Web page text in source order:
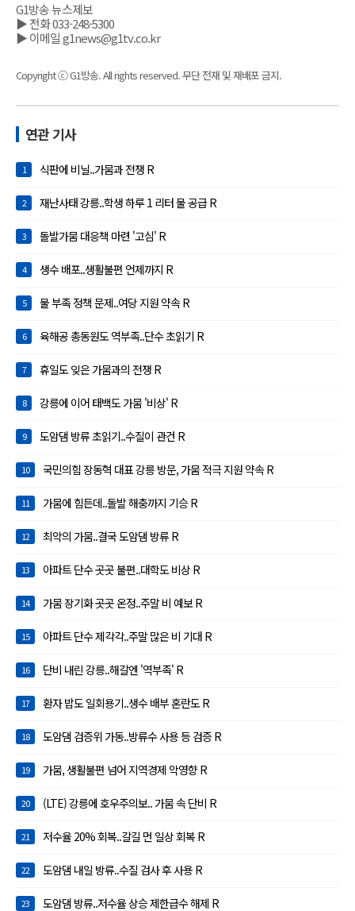
G1방송 뉴스제보
▶ 전화 033-248-5300
▶ 이메일 g1news@g1tv.co.kr
Copyright ⓒ G1방송. All rights reserved. 무단 전재 및 재배포 금지.
연관 기사
1 식판에 비닐..가뭄과 전쟁 R
2 재난사태 강릉..학생 하루 1 리터 물 공급 R
3 돌발가뭄 대응책 마련 '고심' R
4 생수 배포..생활불편 언제까지 R
5 물 부족 정책 문제..여당 지원 약속 R
6 육해공 총동원도 역부족..단수 초읽기 R
7 휴일도 잊은 가뭄과의 전쟁 R
8 강릉에 이어 태백도 가뭄 '비상' R
9 도암댐 방류 초읽기..수질이 관건 R
10 국민의힘 장동혁 대표 강릉 방문, 가뭄 적극 지원 약속 R
11 가뭄에 힘든데..돌발 해충까지 기승 R
12 최악의 가뭄..결국 도암댐 방류 R
13 아파트 단수 곳곳 불편..대학도 비상 R
14 가뭄 장기화 곳곳 온정..주말 비 예보 R
15 아파트 단수 제각각..주말 많은 비 기대 R
16 단비 내린 강릉..해갈엔 '역부족' R
17 환자 밥도 일회용기..생수 배부 혼란도 R
18 도암댐 검증위 가동..방류수 사용 등 검증 R
19 가뭄, 생활불편 넘어 지역경제 악영향 R
20 (LTE) 강릉에 호우주의보.. 가뭄 속 단비 R
21 저수율 20% 회복..갈길 먼 일상 회복 R
22 도암댐 내일 방류..수질 검사 후 사용 R
23 도암댐 방류..저수율 상승 제한급수 해제 R